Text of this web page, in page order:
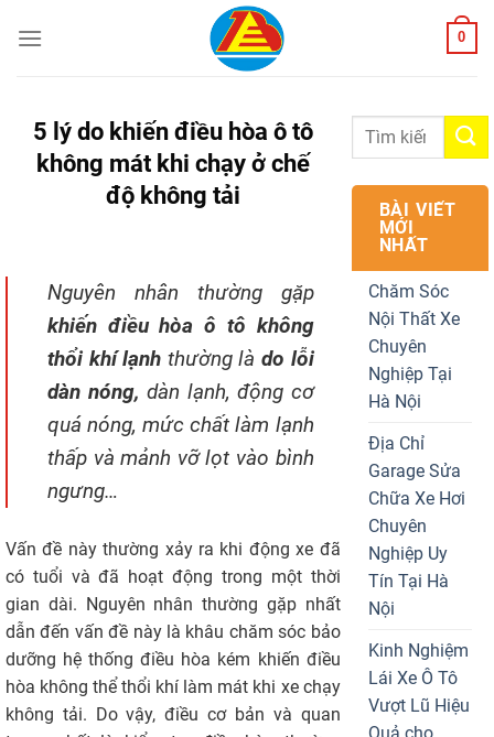
0
5 lý do khiến điều hòa ô tô
không mát khi chạy ở chế
độ không tải
Nguyên nhân thường gặp
khiến điều hòa ô tô không
thổi khí lạnh thường là do lỗi
dàn nóng, dàn lạnh, động cơ
quá nóng, mức chất làm lạnh
thấp và mảnh vỡ lọt vào bình
ngưng…
Vấn đề này thường xảy ra khi động xe đã
có tuổi và đã hoạt động trong một thời
gian dài. Nguyên nhân thường gặp nhất
dẫn đến vấn đề này là khâu chăm sóc bảo
dưỡng hệ thống điều hòa kém khiến điều
hòa không thể thổi khí làm mát khi xe chạy
không tải. Do vậy, điều cơ bản và quan
BÀI VIẾT
MỚI
NHẤT
Chăm Sóc
Nội Thất Xe
Chuyên
Nghiệp Tại
Hà Nội
Địa Chỉ
Garage Sửa
Chữa Xe Hơi
Chuyên
Nghiệp Uy
Tín Tại Hà
Nội
Kinh Nghiệm
Lái Xe Ô Tô
Vượt Lũ Hiệu